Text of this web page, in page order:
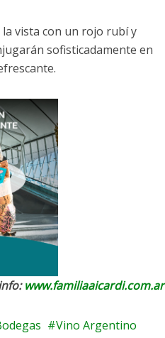
vista con un rojo rubí y
sofisticadamente en
www.familiaaicardi.com.ar
Vino Argentino